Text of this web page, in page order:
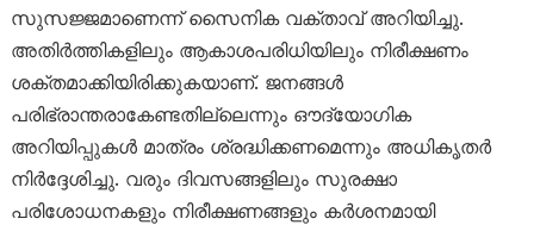
സുസജ്ജമാണെന്ന് സൈനിക വക്താവ് അറിയിച്ചു.
അതിർത്തികളിലും ആകാശപരിധിയിലും നിരീക്ഷണം
ശക്തമാക്കിയിരിക്കുകയാണ്. ജനങ്ങൾ
പരിഭ്രാന്തരാകേണ്ടതില്ലെന്നും ഔദ്യോഗിക
അറിയിപ്പുകൾ മാത്രം ശ്രദ്ധിക്കണമെന്നും അധികൃതർ
നിർദ്ദേശിച്ചു. വരും ദിവസങ്ങളിലും സുരക്ഷാ
പരിശോധനകളും നിരീക്ഷണങ്ങളും കർശനമായി